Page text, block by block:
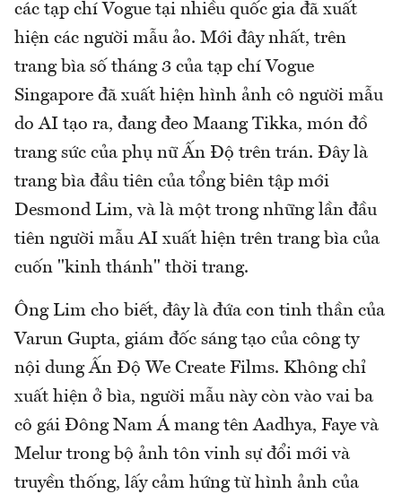
các tạp chí Vogue tại nhiều quốc gia đã xuất
hiện các người mẫu ảo. Mới đây nhất, trên
trang bìa số tháng 3 của tạp chí Vogue
Singapore đã xuất hiện hình ảnh cô người mẫu
do AI tạo ra, đang đeo Maang Tikka, món đồ
trang sức của phụ nữ Ấn Độ trên trán. Đây là
trang bìa đầu tiên của tổng biên tập mới
Desmond Lim, và là một trong những lần đầu
tiên người mẫu AI xuất hiện trên trang bìa của
cuốn "kinh thánh" thời trang.
Ông Lim cho biết, đây là đứa con tinh thần của
Varun Gupta, giám đốc sáng tạo của công ty
nội dung Ấn Độ We Create Films. Không chỉ
xuất hiện ở bìa, người mẫu này còn vào vai ba
cô gái Đông Nam Á mang tên Aadhya, Faye và
Melur trong bộ ảnh tôn vinh sự đổi mới và
truyền thống, lấy cảm hứng từ hình ảnh của